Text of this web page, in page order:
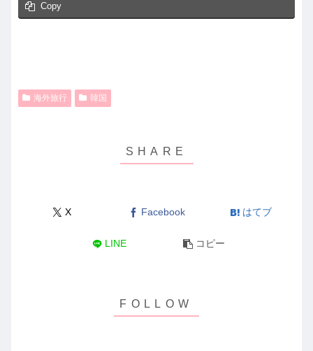
Copy
海外旅行 韓国
X Facebook はてブ
LINE コピー